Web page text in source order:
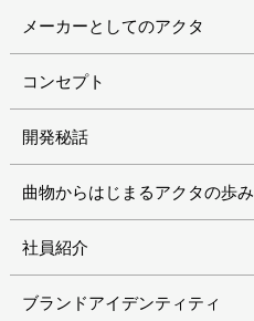
メーカーとしてのアクタ
コンセプト
開発秘話
曲物からはじまるアクタの歩み
社員紹介
ブランドアイデンティティ